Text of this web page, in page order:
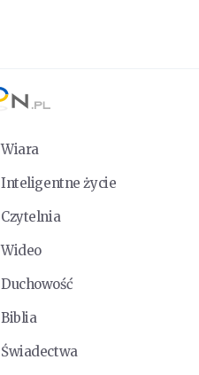
Wiara
Inteligentne życie
Czytelnia
Wideo
Duchowość
Biblia
Świadectwa